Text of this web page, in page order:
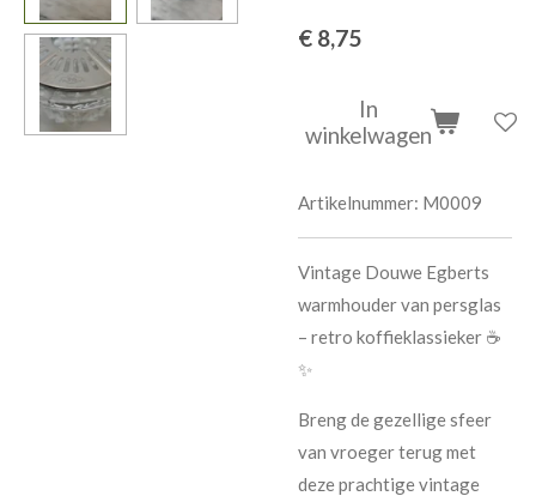
€ 8,75
In
winkelwagen
Artikelnummer: M0009
Vintage Douwe Egberts
warmhouder van persglas
– retro koffieklassieker ☕
✨
Breng de gezellige sfeer
van vroeger terug met
deze prachtige vintage